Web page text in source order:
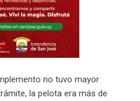
no tuvo mayor
la pelota era más de